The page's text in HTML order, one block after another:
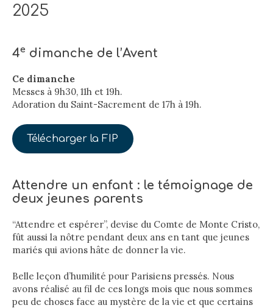
2025
4e dimanche de l’Avent
Ce dimanche
Messes à 9h30, 11h et 19h.
Adoration du Saint-Sacrement de 17h à 19h.
Télécharger la FIP
Attendre un enfant : le témoignage de
deux jeunes parents
“Attendre et espérer”, devise du Comte de Monte Cristo,
fût aussi la nôtre pendant deux ans en tant que jeunes
mariés qui avions hâte de donner la vie.
Belle leçon d’humilité pour Parisiens pressés. Nous
avons réalisé au fil de ces longs mois que nous sommes
peu de choses face au mystère de la vie et que certains